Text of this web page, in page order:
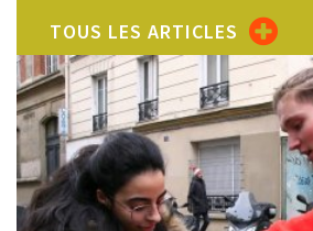
TOUS LES ARTICLES